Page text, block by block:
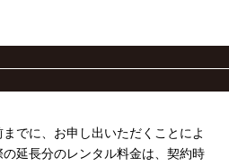
でに、お申し出いただくことによ
延長分のレンタル料金は、契約時